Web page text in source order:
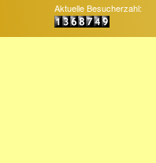
Aktuelle Besucherzahl: